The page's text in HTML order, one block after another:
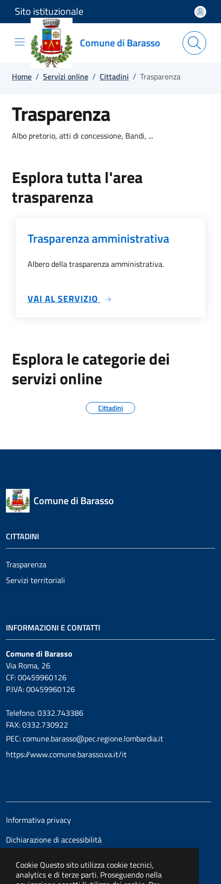
Cookie Questo sito utilizza cookie tecnici,
analytics e di terze parti. Proseguendo nella
Salta e vai al contenuto
Salta e vai al footer
Sito istituzionale
Comune di Barasso
Home / Servizi online / Cittadini / Trasparenza
Trasparenza
Albo pretorio, atti di concessione, Bandi, ...
Esplora tutta l'area
trasparenza
Trasparenza amministrativa
Albero della trasparenza amministrativa.
VAI AL SERVIZIO SU TRASPARENZA
Esplora le categorie dei
servizi online
Cittadini
Comune di Barasso
CITTADINI
Trasparenza
Servizi territoriali
INFORMAZIONI E CONTATTI
Comune di Barasso
Via Roma, 26
CF: 00459960126
P.IVA: 00459960126
Telefono: 0332.743386
FAX: 0332.730922
PEC: comune.barasso@pec.regione.lombardia.it
https://www.comune.barasso.va.it/it
Informativa privacy
Dichiarazione di accessibilità